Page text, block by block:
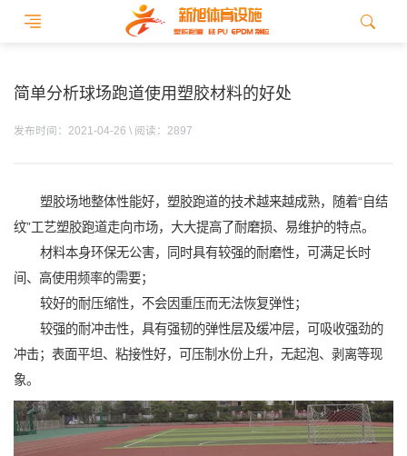
简单分析球场跑道使用塑胶材料的好处
发布时间：2021-04-26 \ 阅读：2897
塑胶场地整体性能好，塑胶跑道的技术越来越成熟，随着“自结
纹”工艺塑胶跑道走向市场，大大提高了耐磨损、易维护的特点。
材料本身环保无公害，同时具有较强的耐磨性，可满足长时
间、高使用频率的需要；
较好的耐压缩性，不会因重压而无法恢复弹性；
较强的耐冲击性，具有强韧的弹性层及缓冲层，可吸收强劲的
冲击；表面平坦、粘接性好，可压制水份上升，无起泡、剥离等现
象。